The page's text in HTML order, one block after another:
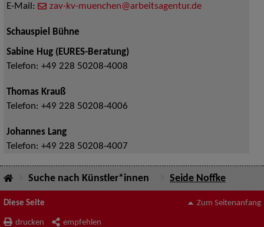
E-Mail:
zav-kv-muenchen@arbeitsagentur.de
Schauspiel Bühne
Sabine Hug (EURES-Beratung)
Telefon: +49 228 50208-4008
Thomas Krauß
Telefon: +49 228 50208-4006
Johannes Lang
Telefon: +49 228 50208-4007
Suche nach Künstler*innen Seide Noffke
Diese Seite
drucken empfehlen
Zum Seitenanfang